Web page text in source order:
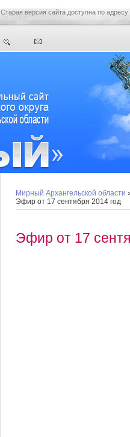
Старая версия сайта доступна по адресу
Мирный Архангельской области
Эфир от 17 сентября 2014 год
Эфир от 17